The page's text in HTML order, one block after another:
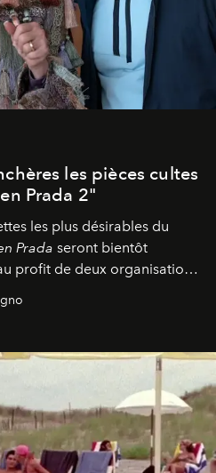
les pièces cultes
Prada 2"
les plus désirables du
Prada seront bientôt
profit de deux organisations
la mode.